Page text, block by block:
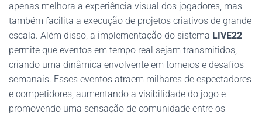
apenas melhora a experiência visual dos jogadores, mas
também facilita a execução de projetos criativos de grande
escala. Além disso, a implementação do sistema LIVE22
permite que eventos em tempo real sejam transmitidos,
criando uma dinâmica envolvente em torneios e desafios
semanais. Esses eventos atraem milhares de espectadores
e competidores, aumentando a visibilidade do jogo e
promovendo uma sensação de comunidade entre os